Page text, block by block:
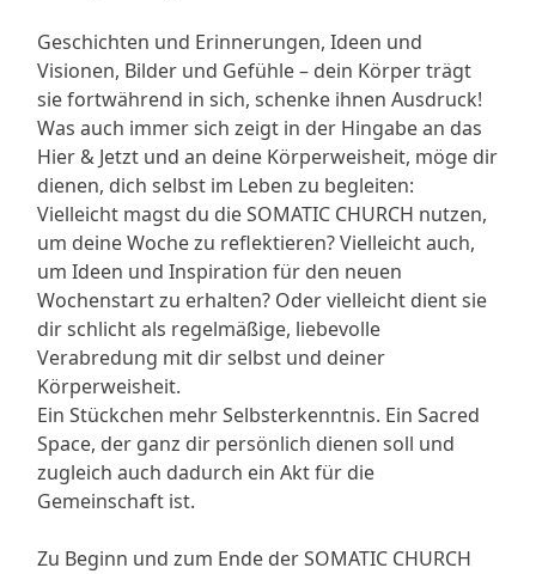
Geschichten und Erinnerungen, Ideen und
Visionen, Bilder und Gefühle – dein Körper trägt
sie fortwährend in sich, schenke ihnen Ausdruck!
Was auch immer sich zeigt in der Hingabe an das
Hier & Jetzt und an deine Körperweisheit, möge dir
dienen, dich selbst im Leben zu begleiten:
Vielleicht magst du die SOMATIC CHURCH nutzen,
um deine Woche zu reflektieren? Vielleicht auch,
um Ideen und Inspiration für den neuen
Wochenstart zu erhalten? Oder vielleicht dient sie
dir schlicht als regelmäßige, liebevolle
Verabredung mit dir selbst und deiner
Körperweisheit.
Ein Stückchen mehr Selbsterkenntnis. Ein Sacred
Space, der ganz dir persönlich dienen soll und
zugleich auch dadurch ein Akt für die
Gemeinschaft ist.
Zu Beginn und zum Ende der SOMATIC CHURCH